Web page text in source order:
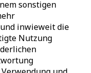
sonstigen
inwieweit die
Nutzung